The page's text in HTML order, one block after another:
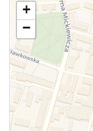
zmianach w
+
−